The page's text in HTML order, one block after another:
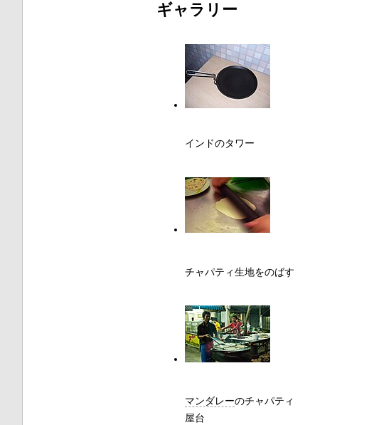
ギャラリー
インドのタワー
チャパティ生地をのばす
マンダレーのチャパティ
屋台